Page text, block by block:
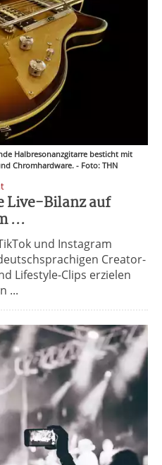
Halbresonanzgitarre besticht mit
Chromhardware. - Foto: THN
Live-Bilanz auf
...
und Instagram
Creator-
Lifestyle-Clips erzielen
...